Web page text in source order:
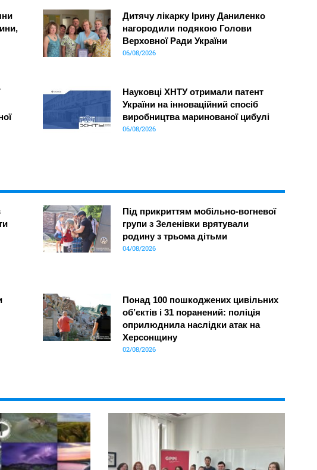
Дитячу лікарку Ірину Даниленко
нагородили подякою Голови
Верховної Ради України
06/08/2026
Науковці ХНТУ отримали патент
України на інноваційний спосіб
виробництва маринованої цибулі
06/08/2026
Під прикриттям мобільно-вогневої
групи з Зеленівки врятували
родину з трьома дітьми
04/08/2026
Понад 100 пошкоджених цивільних
об’єктів і 31 поранений: поліція
оприлюднила наслідки атак на
Херсонщину
02/08/2026